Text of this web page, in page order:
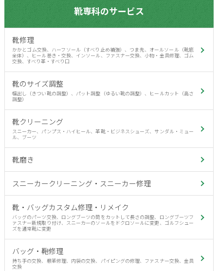
靴専科のサービス
靴修理
かかとゴム交換、ハーフソール（すべり止め補強）、つま先、オールソール（靴底
全体）、ヒール巻き・交換、インソール、ファスナー交換、小物・金具修理、ゴム
交換、すべり革・すべり口
靴のサイズ調整
幅出し（きつい靴の調整）、パット調整（ゆるい靴の調整）、ヒールカット（高さ
調整）
靴クリーニング
スニーカー、パンプス・ハイヒール、革靴・ビジネスシューズ、サンダル・ミュー
ル、ブーツ
靴磨き
スニーカークリーニング・スニーカー修理
靴・バッグカスタム修理・リメイク
バッグのパーツ交換、ロングブーツの筒をカットして長さの調整、ロングブーツフ
ァスナー新規取り付け、スニーカーのソールをドクロソールに変更、ゴルフシュー
ズを通常靴に変更
バッグ・鞄修理
持ち手の交換、根革修理、内袋の交換、パイピングの修理、ファスナー交換、金具
交換